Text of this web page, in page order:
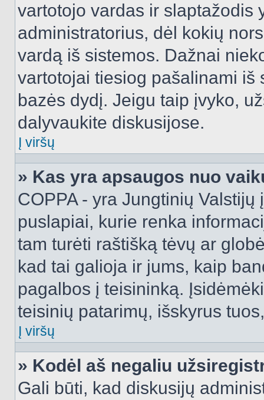
vartotojo vardas ir slaptažodis
administratorius, dėl kokių
vardą iš sistemos. Dažnai
vartotojai tiesiog pašalinami iš
bazės dydį. Jeigu taip įvyko,
dalyvaukite diskusijose.
Į viršų
» Kas yra apsaugos nuo
COPPA - yra Jungtinių
puslapiai, kurie renka
tam turėti raštišką tėvų ar
kad tai galioja ir jums, kaip
pagalbos į teisininką.
teisinių patarimų, išskyrus
Į viršų
» Kodėl aš negaliu
Gali būti, kad diskusijų